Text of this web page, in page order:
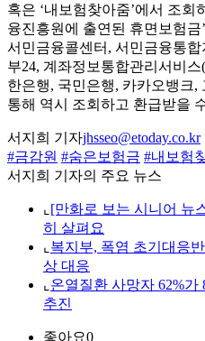
혹은 ‘내보험찾아줌’에서 조회
융진흥원에 출연된 휴면보험
서민금융콜센터, 서민금융통
부24, 계좌정보통합관리서비
한은행, 국민은행, 카카오뱅크,
통해 역시 조회하고 환급받을
서지희 기자jhsseo@etoday.co.kr
#금감원 #숨은보험금 #내보험
서지희 기자의 주요 뉴스
⌞ [만화로 보는 시니어 뉴
히 살펴요
⌞ 복지부, 폭염 초기대응
상 대응
⌞ 온열질환 사망자 62%가
추진
좋아요0